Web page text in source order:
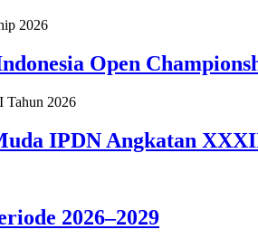
Open
IPDN Angkatan
2026–2029